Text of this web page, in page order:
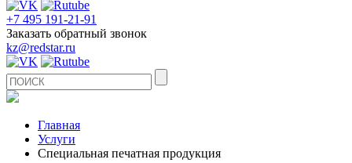
+7 495 191-21-91
Заказать обратный звонок
kz@redstar.ru
Главная
Услуги
Специальная печатная продукция